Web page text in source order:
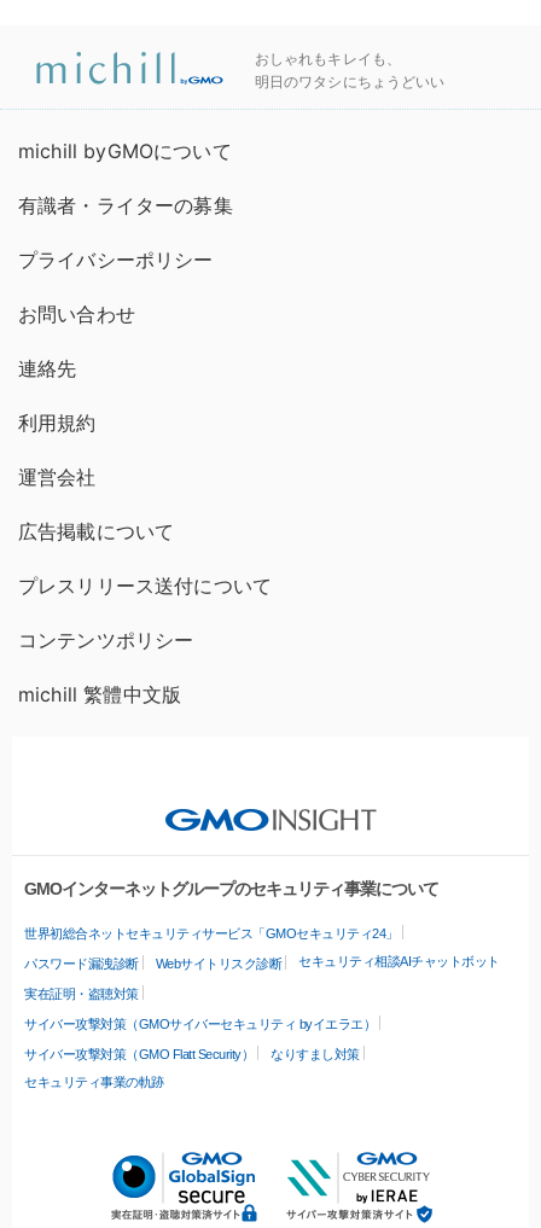
おしゃれもキレイも、
明日のワタシにちょうどいい
michill byGMOについて
有識者・ライターの募集
プライバシーポリシー
お問い合わせ
連絡先
利用規約
運営会社
広告掲載について
プレスリリース送付について
コンテンツポリシー
michill 繁體中文版
GMOインターネットグループのセキュリティ事業について
世界初総合ネットセキュリティサービス「GMOセキュリティ24」
パスワード漏洩診断 Webサイトリスク診断 セキュリティ相談AIチャットボット
実在証明・盗聴対策
サイバー攻撃対策（GMOサイバーセキュリティ byイエラエ）
サイバー攻撃対策（GMO Flatt Security）
なりすまし対策
セキュリティ事業の軌跡